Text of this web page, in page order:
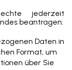
jederzeit
beantragen:
Daten in
Format, um
über Sie